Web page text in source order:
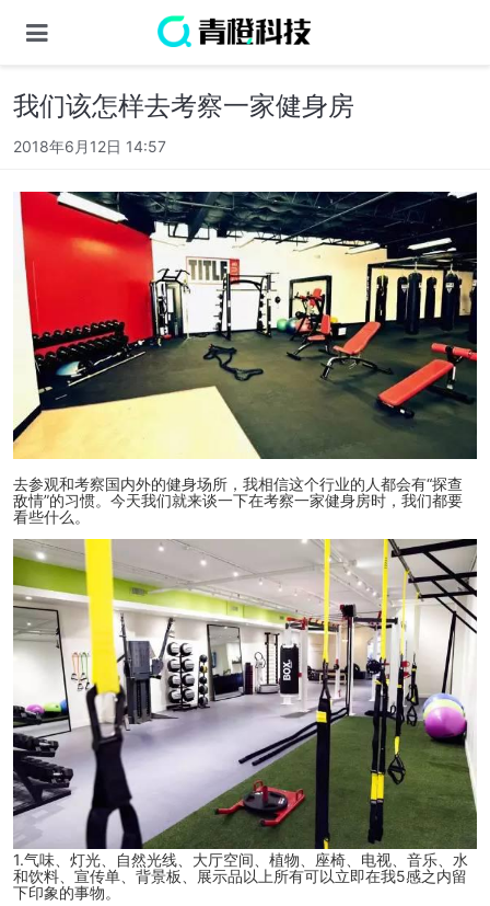
我们该怎样去考察一家健身房
2018年6月12日 14:57
去参观和考察国内外的健身场所，我相信这个行业的人都会有“探查
敌情”的习惯。今天我们就来谈一下在考察一家健身房时，我们都要
看些什么 。
1.气味、灯光、自然光线、大厅空间、植物、座椅、电视、音乐、水
和饮料、宣传单、背景板、展示品以上所有可以立即在我5感之内留
下印象的事物。